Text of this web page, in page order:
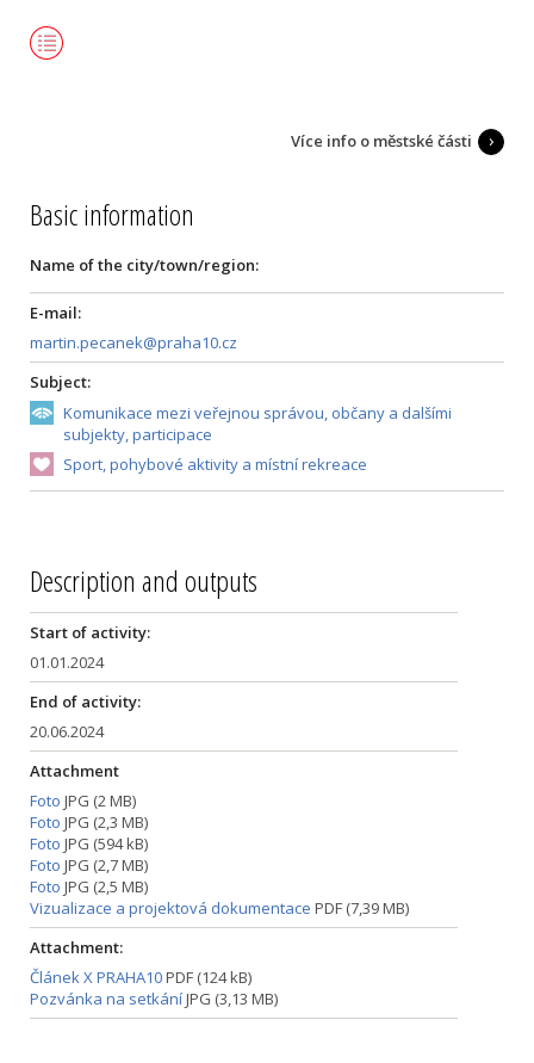
Více info o městské části
Basic information
Name of the city/town/region:
E-mail:
martin.pecanek@praha10.cz
Subject:
Komunikace mezi veřejnou správou, občany a dalšími
subjekty, participace
Sport, pohybové aktivity a místní rekreace
Description and outputs
Start of activity:
01.01.2024
End of activity:
20.06.2024
Attachment
Foto JPG (2 MB)
Foto JPG (2,3 MB)
Foto JPG (594 kB)
Foto JPG (2,7 MB)
Foto JPG (2,5 MB)
Vizualizace a projektová dokumentace PDF (7,39 MB)
Attachment:
Článek X PRAHA10PDF (124 kB)
Pozvánka na setkáníJPG (3,13 MB)